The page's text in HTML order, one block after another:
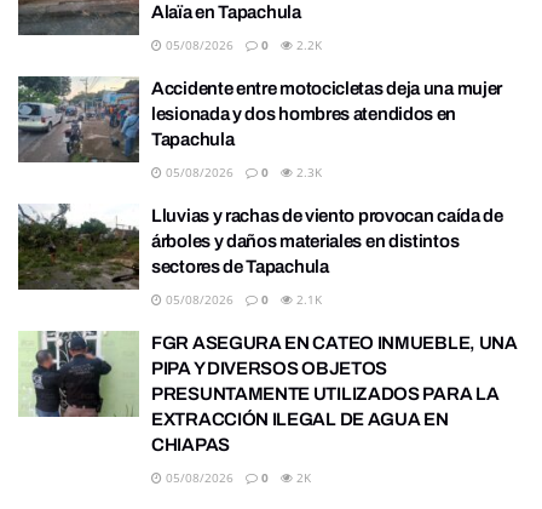
Alaïa en Tapachula
05/08/2026 0 2.2K
Accidente entre motocicletas deja una mujer
lesionada y dos hombres atendidos en
Tapachula
05/08/2026 0 2.3K
Lluvias y rachas de viento provocan caída de
árboles y daños materiales en distintos
sectores de Tapachula
05/08/2026 0 2.1K
FGR ASEGURA EN CATEO INMUEBLE, UNA
PIPA Y DIVERSOS OBJETOS
PRESUNTAMENTE UTILIZADOS PARA LA
EXTRACCIÓN ILEGAL DE AGUA EN
CHIAPAS
05/08/2026 0 2K